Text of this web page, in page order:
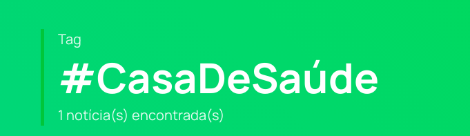
Tag
#CasaDeSaúde
1 notícia(s) encontrada(s)